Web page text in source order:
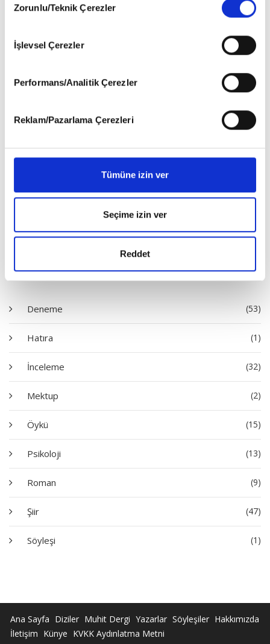
vasıtasıyla belirleyebilirsiniz. Çerezlere ilişkin detaylı bilgi
Çerez Bilgilendirme
6698 sayılı Kişisel Verilerin Korunması Kanunu uyarınca
okumak ve sitemizi ziyaretiniz kapsamında
gerçekleştirilen veri işleme faaliyetleri ile ilgili daha
Selection
Zorunlu/Teknik Çerezler
İşlevsel Çerezler
Performans/Analitik Çerezler
Reklam/Pazarlama Çerezleri
Tümüne izin ver
Seçime izin ver
Reddet
Satın Al
Deneme (53)
Hatıra (1)
İnceleme (32)
Mektup (2)
Öykü (15)
Psikoloji (13)
Roman (9)
Şiir (47)
Söyleşi (1)
Ana Sayfa Diziler Muhit Dergi Yazarlar Söyleşiler Hakkımızda
İletişim Künye KVKK Aydınlatma Metni